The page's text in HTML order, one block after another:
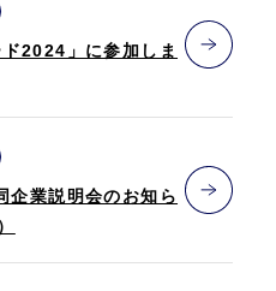
ド2024」に参加しま
企業説明会のお知ら